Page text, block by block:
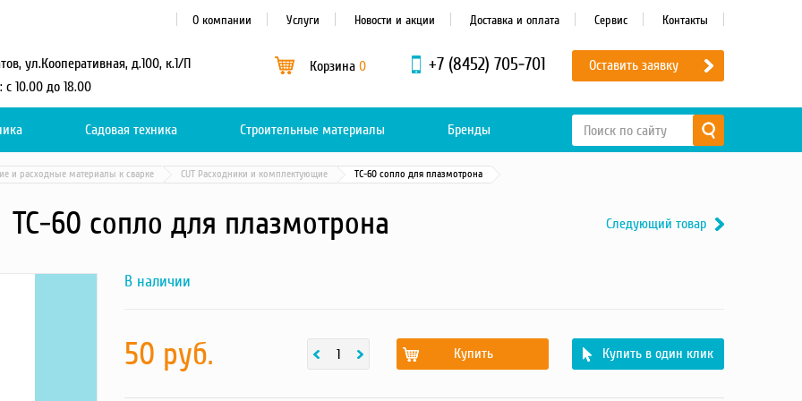
ул.Кооперативная, д.100, к.1/П
с 10.00 до 18.00
Корзина 0 +7 (8452) 705-701 Оставить заявку
О компании Услуги Новости и акции Доставка и оплата Сервис Контакты
Каталог 0
Садовая техника Строительные материалы Бренды
и расходные материалы к сварке CUT Расходники и комплектующие ТС-60 сопло для плазмотрона
ТС-60 сопло для плазмотрона Следующий товар
f549b0223e48cd20af9fdfb4a2ad367b
В наличии
50 руб. Купить Купить в один клик